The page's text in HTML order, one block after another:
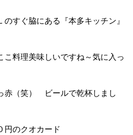
すぐ脇にある『本多キッチン』
こ料理美味しいですね～気に入っ
赤（笑） ビールで乾杯しまし
円のクオカード